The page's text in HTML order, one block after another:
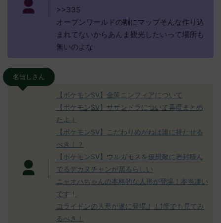
>>335
オープンワールドの割にマップそんな作り込
まれてないからあんま観光したいって場所も
無いのよな
名無しさん
【ポケモンSV】金策ニンフィアについて
【ポケモンSV】サザンドラについて再度まとめ
たよ！
【ポケモンSV】こだわりめがねは誰に持たせる
べき！？
【ポケモンSV】ウルガモスを仮想敵に岩封積ん
でるデカヌチャンが居るらしい
ニャオハちゃんの本格的な人形が登場！本当凄い
です！
コライドンの人形が遂に登場！！1度でも見てみ
るべき！